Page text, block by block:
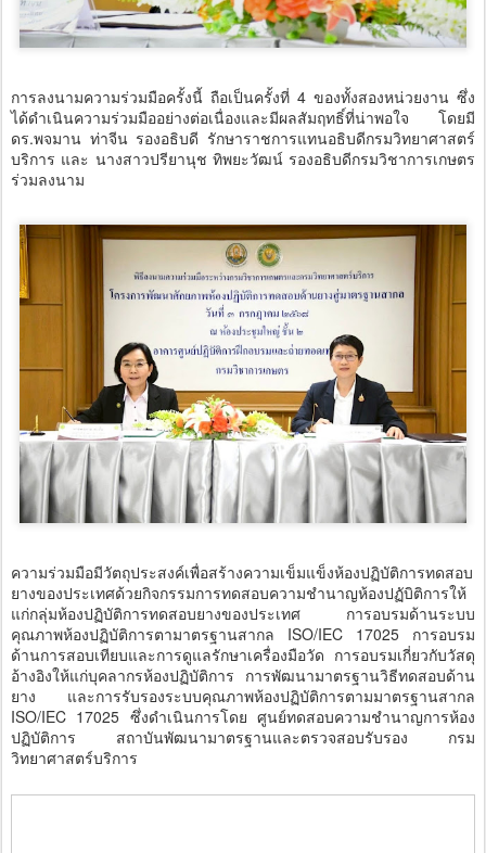
การลงนามความร่วมมือครั้งนี้ ถือเป็นครั้งที่ 4 ของทั้งสองหน่วยงาน ซึ่ง
ได้ดำเนินความร่วมมืออย่างต่อเนื่องและมีผลสัมฤทธิ์ที่น่าพอใจ โดยมี
ดร.พจมาน ท่าจีน รองอธิบดี รักษาราชการแทนอธิบดีกรมวิทยาศาสตร์
บริการ และ นางสาวปรียานุช ทิพยะวัฒน์ รองอธิบดีกรมวิชาการเกษตร
ร่วมลงนาม
ความร่วมมือมีวัตถุประสงค์เพื่อสร้างความเข็มแข็งห้องปฏิบัติการทดสอบ
ยางของประเทศด้วยกิจกรรมการทดสอบความชำนาญห้องปฏับิติการให้
แก่กลุ่มห้องปฏิบัติการทดสอบยางของประเทศ การอบรมด้านระบบ
คุณภาพห้องปฏิบัติการตามาตรฐานสากล ISO/IEC 17025 การอบรม
ด้านการสอบเทียบและการดูแลรักษาเครื่องมือวัด การอบรมเกี่ยวกับวัสดุ
อ้างอิงให้แก่บุคลากรห้องปฏิบัติการ การพัฒนามาตรฐานวิธีทดสอบด้าน
ยาง และการรับรองระบบคุณภาพห้องปฏิบัติการตามมาตรฐานสากล
ISO/IEC 17025 ซึ่งดำเนินการโดย ศูนย์ทดสอบความชำนาญการห้อง
ปฏิบัติการ สถาบันพัฒนามาตรฐานและตรวจสอบรับรอง กรม
วิทยาศาสตร์บริการ